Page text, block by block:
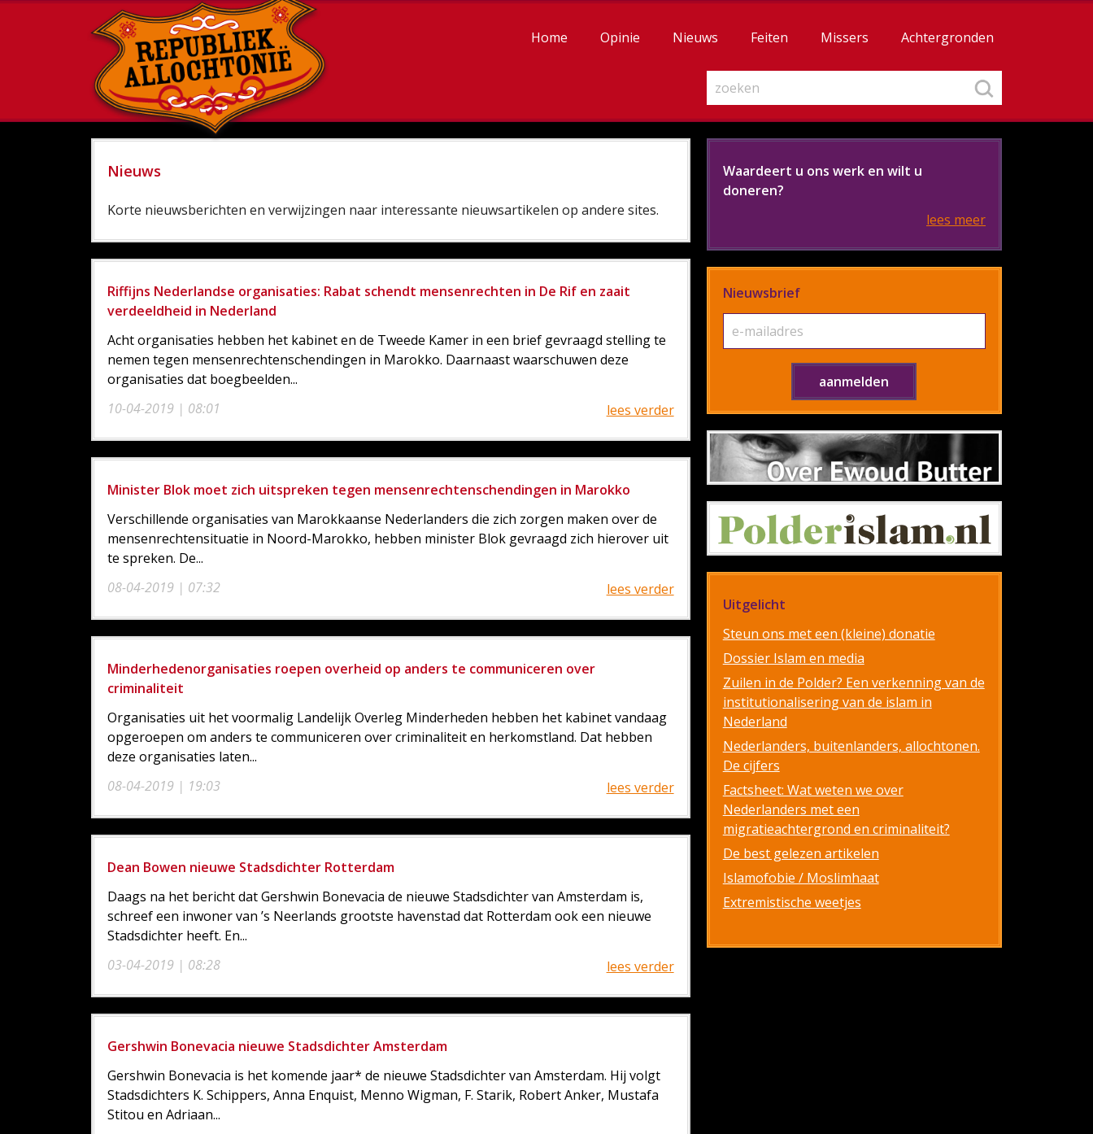
Home Opinie Nieuws Feiten Missers Achtergronden
Nieuws
Korte nieuwsberichten en verwijzingen naar interessante nieuwsartikelen op andere sites.
Riffijns Nederlandse organisaties: Rabat schendt mensenrechten in De Rif en zaait
verdeeldheid in Nederland
10-04-2019 | 08:01
Acht organisaties hebben het kabinet en de Tweede Kamer in een brief gevraagd stelling te
nemen tegen mensenrechtenschendingen in Marokko. Daarnaast waarschuwen deze
organisaties dat boegbeelden...
lees verder
Minister Blok moet zich uitspreken tegen mensenrechtenschendingen in Marokko
08-04-2019 | 07:32
Verschillende organisaties van Marokkaanse Nederlanders die zich zorgen maken over de
mensenrechtensituatie in Noord-Marokko, hebben minister Blok gevraagd zich hierover uit
te spreken. De...
lees verder
Minderhedenorganisaties roepen overheid op anders te communiceren over
criminaliteit
08-04-2019 | 19:03
Organisaties uit het voormalig Landelijk Overleg Minderheden hebben het kabinet vandaag
opgeroepen om anders te communiceren over criminaliteit en herkomstland. Dat hebben
deze organisaties laten...
lees verder
Dean Bowen nieuwe Stadsdichter Rotterdam
03-04-2019 | 08:28
Daags na het bericht dat Gershwin Bonevacia de nieuwe Stadsdichter van Amsterdam is,
schreef een inwoner van ’s Neerlands grootste havenstad dat Rotterdam ook een nieuwe
Stadsdichter heeft. En...
lees verder
Gershwin Bonevacia nieuwe Stadsdichter Amsterdam
Gershwin Bonevacia is het komende jaar* de nieuwe Stadsdichter van Amsterdam. Hij volgt
Stadsdichters K. Schippers, Anna Enquist, Menno Wigman, F. Starik, Robert Anker, Mustafa
Stitou en Adriaan...
Waardeert u ons werk en wilt u
doneren?
lees meer
Nieuwsbrief
Uitgelicht
Steun ons met een (kleine) donatie
Dossier Islam en media
Zuilen in de Polder? Een verkenning van de
institutionalisering van de islam in
Nederland
Nederlanders, buitenlanders, allochtonen.
De cijfers
Factsheet: Wat weten we over
Nederlanders met een
migratieachtergrond en criminaliteit?
De best gelezen artikelen
Islamofobie / Moslimhaat
Extremistische weetjes